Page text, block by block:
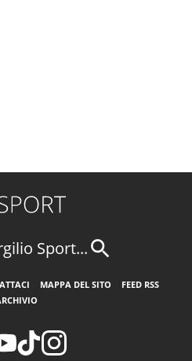
Sport...
MAPPA DEL SITO
FEED RSS